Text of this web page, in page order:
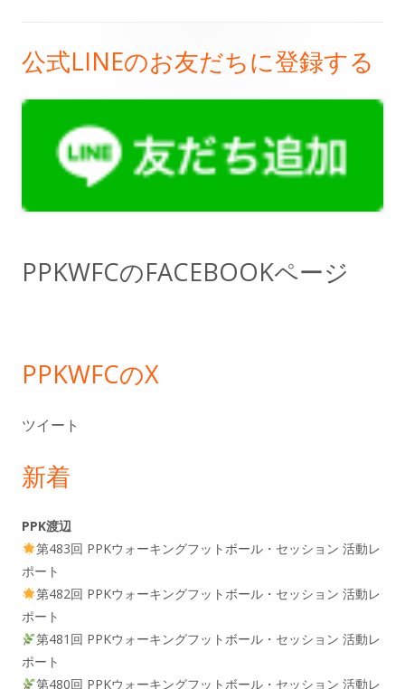
メ
イ
イ
ド
公式LINEのお友だちに登録する
PPKWFCのFACEBOOKページ
PPKWFCのX
ツイート
新着
PPK渡辺
第483回 PPKウォーキングフットボール・セッション 活動レ
ポート
第482回 PPKウォーキングフットボール・セッション 活動レ
ポート
第481回 PPKウォーキングフットボール・セッション 活動レ
ポート
第480回 PPKウォーキングフットボール・セッション 活動レ